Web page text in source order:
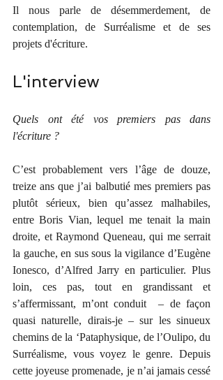
Il nous parle de désemmerdement, de
contemplation, de Surréalisme et de ses
projets d'écriture.
L'interview
Quels ont été vos premiers pas dans
l'écriture ?
C’est probablement vers l’âge de douze,
treize ans que j’ai balbutié mes premiers pas
plutôt sérieux, bien qu’assez malhabiles,
entre Boris Vian, lequel me tenait la main
droite, et Raymond Queneau, qui me serrait
la gauche, en sus sous la vigilance d’Eugène
Ionesco, d’Alfred Jarry en particulier. Plus
loin, ces pas, tout en grandissant et
s’affermissant, m’ont conduit  – de façon
quasi naturelle, dirais-je – sur les sinueux
chemins de la ‘Pataphysique, de l’Oulipo, du
Surréalisme, vous voyez le genre. Depuis
cette joyeuse promenade, je n’ai jamais cessé